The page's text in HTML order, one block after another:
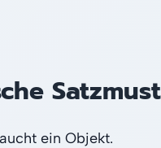
ein Objekt.